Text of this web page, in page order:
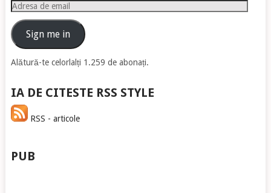
Adresa
emailSign me in
Alătură-te celorlalți 1.259 de abonați.
IA DE CITESTE RSS STYLE
RSS - articole
PUB